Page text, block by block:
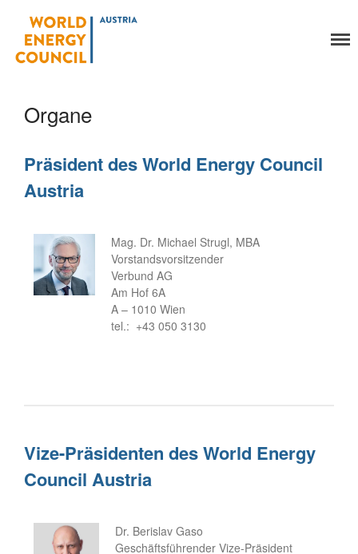
Organe
Statuten
Aktivitäten
Publikationen
World Energy Council
Organe
Präsident des World Energy Council
Austria
Mag. Dr. Michael Strugl, MBA
Vorstandsvorsitzender
Verbund AG
Am Hof 6A
A – 1010 Wien
tel.: +43 050 3130
Vize-Präsidenten des World Energy
Council Austria
Dr. Berislav Gaso
Geschäftsführender Vize-Präsident